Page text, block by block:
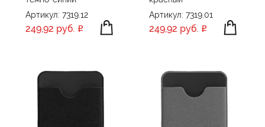
Артикул: 7319.12
249,92 руб.
Артикул: 7319.01
249,92 руб.